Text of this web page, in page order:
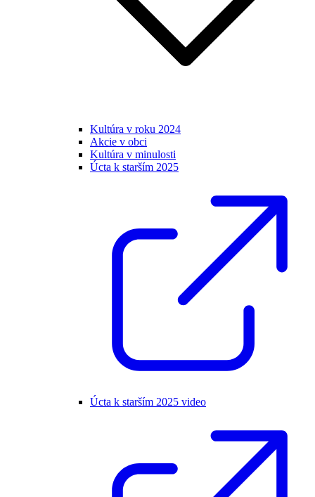
Kultúra v roku 2024
Akcie v obci
Kultúra v minulosti
Úcta k starším 2025
Úcta k starším 2025 video